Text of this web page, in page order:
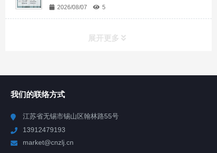
2026/08/07 5
展开更多
Chiller高精度制冷循环器
我们的联络方式
江苏省无锡市锡山区翰林路55号
13912479193
market@cnzlj.cn